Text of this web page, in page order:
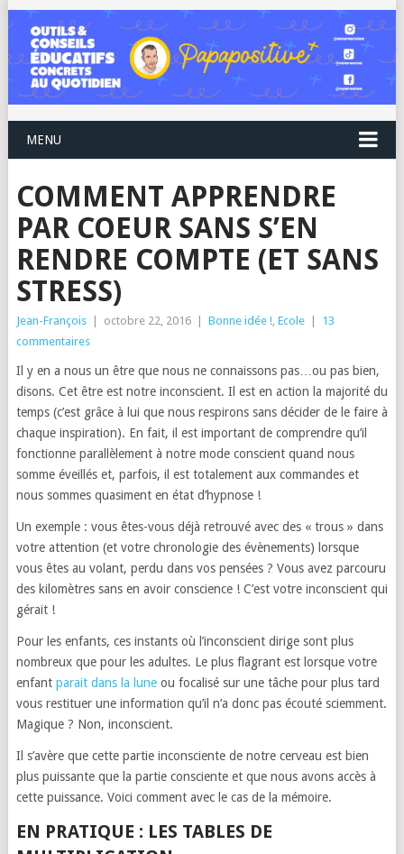
MENU
COMMENT APPRENDRE
PAR COEUR SANS S’EN
RENDRE COMPTE (ET SANS
STRESS)
Jean-François octobre 22, 2016 Bonne idée !, Ecole
13
commentaires
Il y en a nous un être que nous ne connaissons pas…ou pas bien,
disons. Cet être est notre inconscient. Il est en action la majorité du
temps (c’est grâce à lui que nous respirons sans décider de le faire à
chaque inspiration). En fait, il est important de comprendre qu’il
fonctionne parallèlement à notre mode conscient quand nous
somme éveillés et, parfois, il est totalement aux commandes et
nous sommes quasiment en état d’hypnose !
Un exemple : vous êtes-vous déjà retrouvé avec des « trous » dans
votre attention (et votre chronologie des évènements) lorsque
vous êtes au volant, perdu dans vos pensées ? Vous avez parcouru
des kilomètres sans en avoir conscience ! C’est votre inconscient qui
gérait !
Pour les enfants, ces instants où l’inconscient dirige sont plus
nombreux que pour les adultes. Le plus flagrant est lorsque votre
enfant parait dans la luneou focalisé sur une tâche pour plus tard
vous restituer une information qu’il n’a donc pas écouté sciemment.
Magique ? Non, inconscient.
Il s’avère que cette partie inconsciente de notre cerveau est bien
plus puissante que la partie consciente et que nous avons accès à
cette puissance. Voici comment avec le cas de la mémoire.
EN PRATIQUE : LES TABLES DE